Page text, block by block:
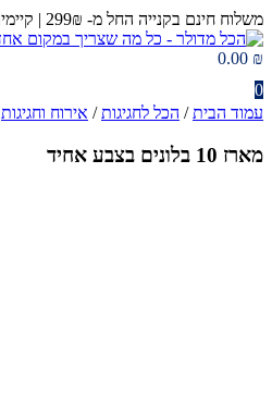
דלג
לתוכן
משלוח חינם בקנייה החל מ- 299₪ | קיימים מגוון מוצרים שעדיין לא באתר ומחכים לכם בחנות 😉​
0.00 ₪
0
עמוד הבית/ הכל לחגיגות/ אירוח וחגיגות
מארז 10 בלונים בצבע אחיד